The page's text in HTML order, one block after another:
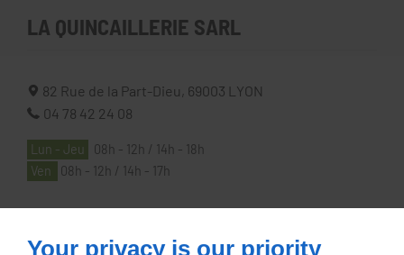
LA QUINCAILLERIE SARL
82 Rue de la Part-Dieu, 69003
LYON
04 78 42 24 08
Lun - Jeu
08h - 12h / 14h - 18h
Ven
08h - 12h / 14h - 17h
À PROPOS
Your privacy is our priority